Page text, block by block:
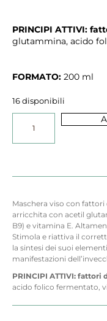
PRINCIPI ATTIVI:
glutammina, acido
FORMATO: 200 ml
16 disponibili
Maschera viso con
arricchita con acetil
B9) e vitamina E.
Stimola e riattiva il
la sintesi dei suoi
manifestazioni
PRINCIPI ATTIVI: fattori
acido folico fermentato,